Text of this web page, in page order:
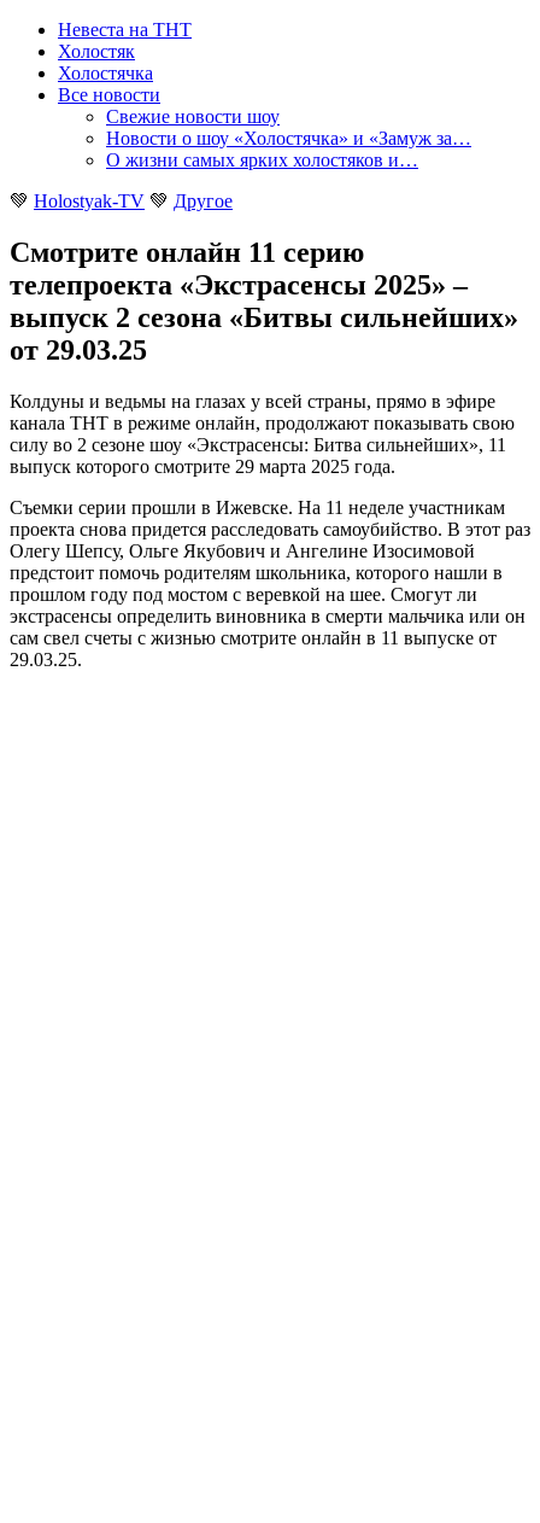
Невеста на ТНТ
Холостяк
Холостячка
Все новости
Свежие новости шоу
Новости о шоу «Холостячка» и «Замуж за…
О жизни самых ярких холостяков и…
💚 Holostyak-TV 💚 Другое
Смотрите онлайн 11 серию
телепроекта «Экстрасенсы 2025» –
выпуск 2 сезона «Битвы сильнейших»
от 29.03.25
Колдуны и ведьмы на глазах у всей страны, прямо в эфире
канала ТНТ в режиме онлайн, продолжают показывать свою
силу во 2 сезоне шоу «Экстрасенсы: Битва сильнейших», 11
выпуск которого смотрите 29 марта 2025 года.
Съемки серии прошли в Ижевске. На 11 неделе участникам
проекта снова придется расследовать самоубийство. В этот раз
Олегу Шепсу, Ольге Якубович и Ангелине Изосимовой
предстоит помочь родителям школьника, которого нашли в
прошлом году под мостом с веревкой на шее. Смогут ли
экстрасенсы определить виновника в смерти мальчика или он
сам свел счеты с жизнью смотрите онлайн в 11 выпуске от
29.03.25.